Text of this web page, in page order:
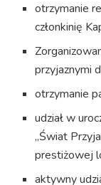
otrzymanie
członkinię
przyjaznymi
otrzymanie
udział w
„Świat
prestiżowej
aktywny